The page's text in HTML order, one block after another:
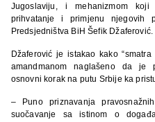
Jugoslaviju, i mehanizmom
prihvatanje i primjenu njegovih
Predsjedništva BiH Šefik Džaferović.
Džaferović je istakao kako
amandmanom naglašeno da je
osnovni korak na putu Srbije ka
– Puno priznavanja
suočavanje sa istinom o